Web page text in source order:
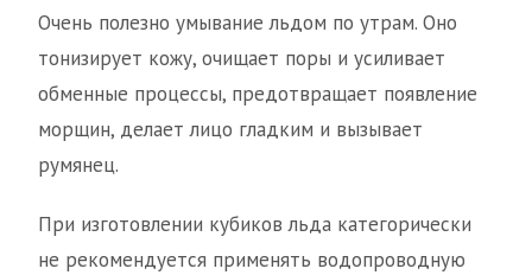
Очень полезно умывание льдом по утрам. Оно
тонизирует кожу, очищает поры и усиливает
обменные процессы, предотвращает появление
морщин, делает лицо гладким и вызывает
румянец.
При изготовлении кубиков льда категорически
не рекомендуется применять водопроводную